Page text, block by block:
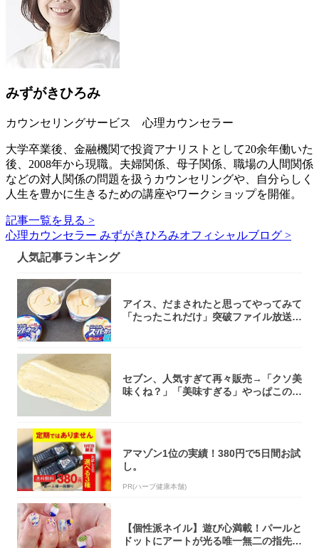
みずがきひろみ
カウンセリングサービス 心理カウンセラー
大学卒業後、金融機関で投資アナリストとして20余年働いた
後、2008年から現職。夫婦関係、母子関係、職場の人間関係
などの対人関係の問題を扱うカウンセリングや、自分らしく
人生を豊かに生きるための講座やワークショップを開催。
記事一覧を見る >
心理カウンセラー みずがきひろみオフィシャルブログ >
人気記事ランキング
アイス、だまされたと思ってやってみて
「たったこれだけ」突破ファイル放送で
セブン、人気すぎて再々販売→「クソ美
味くね？」「美味すぎる」やっぱこのク
アマゾン1位の実績！380円で5日間お試
し。
PR(ハーブ健康本舗)
【個性派ネイル】遊び心満載！パールと
ドットにアートが光る唯一無二の指先が